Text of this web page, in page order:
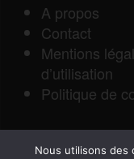
A propos
Contact
Mentions
d’utilisation
Politique de
Nous utilisons des